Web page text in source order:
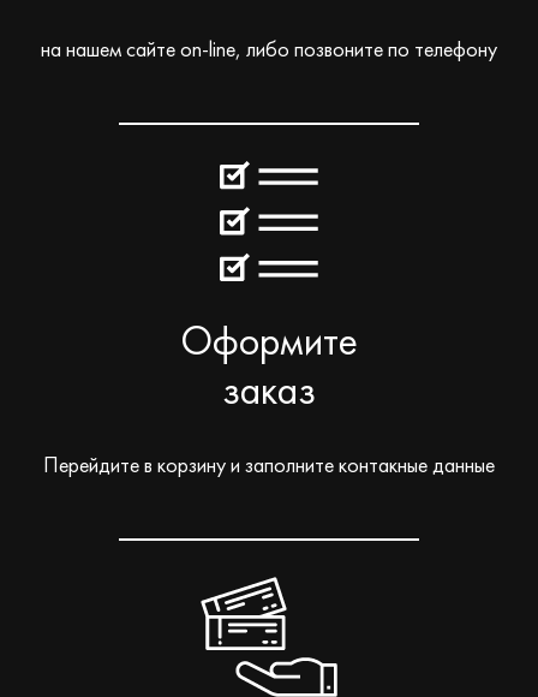
на нашем сайте on-line, либо позвоните по телефону
Оформите
заказ
Перейдите в корзину и заполните контакные данные